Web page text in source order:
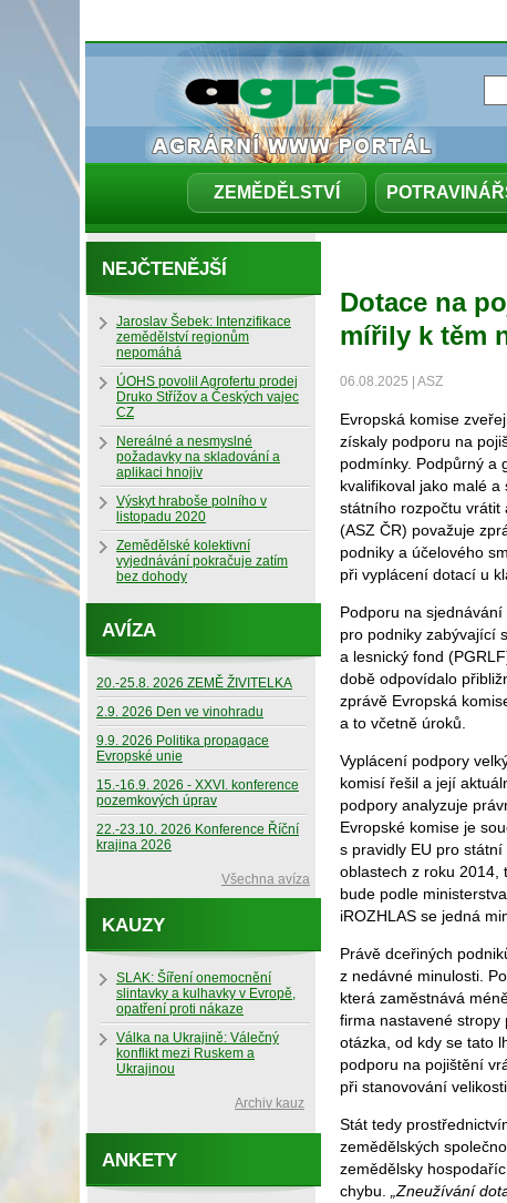
ZEMĚDĚLSTVÍ
Dotace na
mířily k těm
06.08.2025 | ASZ
Evropská komise
získaly podporu na
podmínky. Podpůrný a
kvalifikoval jako malé
státního rozpočtu vrátit
(ASZ ČR) považuje
podniky a účelového
při vyplácení dotací u
Podporu na
pro podniky zabývající
a lesnický fond
době odpovídalo
zprávě Evropská
a to včetně úroků.
Vyplácení podpory
komisí řešil a její
podpory analyzuje
Evropské komise je
s pravidly EU pro
oblastech z roku 2014,
bude podle
iROZHLAS se jedná
Právě dceřiných
z nedávné minulosti.
která zaměstnává
firma nastavené stropy
otázka, od kdy se tato
podporu na pojištění
při stanovování
Stát tedy
zemědělských
zemědělsky
chybu.
„Zneužívání
NEJČTENĚJŠÍ
Jaroslav Šebek: Intenzifikace
zemědělství regionům
nepomáhá
ÚOHS povolil Agrofertu prodej
Druko Střížov a Českých vajec
CZ
Nereálné a nesmyslné
požadavky na skladování a
aplikaci hnojiv
Výskyt hraboše polního v
listopadu 2020
Zemědělské kolektivní
vyjednávání pokračuje zatím
bez dohody
AVÍZA
20.-25.8. 2026 ZEMĚ ŽIVITELKA
2.9. 2026 Den ve vinohradu
9.9. 2026 Politika propagace
Evropské unie
15.-16.9. 2026 - XXVI. konference
pozemkových úprav
22.-23.10. 2026 Konference Říční
krajina 2026
Všechna avíza
KAUZY
SLAK: Šíření onemocnění
slintavky a kulhavky v Evropě,
opatření proti nákaze
Válka na Ukrajině: Válečný
konflikt mezi Ruskem a
Ukrajinou
Archiv kauz
ANKETY